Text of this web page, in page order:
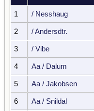
1 / Nesshaug
2 / Andersdtr.
3 / Vibe
4 Aa / Dalum
5 Aa / Jakobsen
6 Aa / Snildal